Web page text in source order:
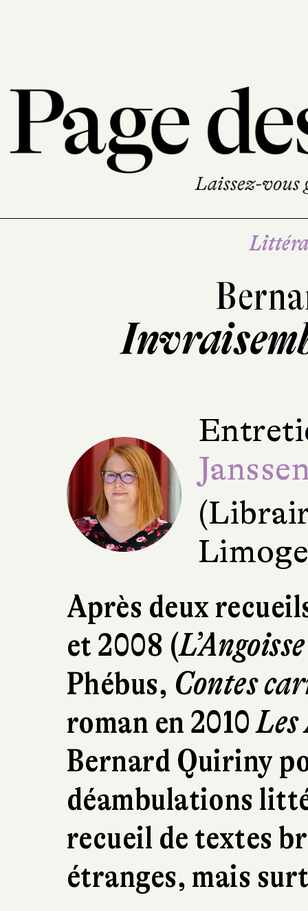
Après deux
et 2008 (
Phébus, Contes
roman en 2010Les
Bernard Quiriny
déambulations
recueil de textes
étranges, mais